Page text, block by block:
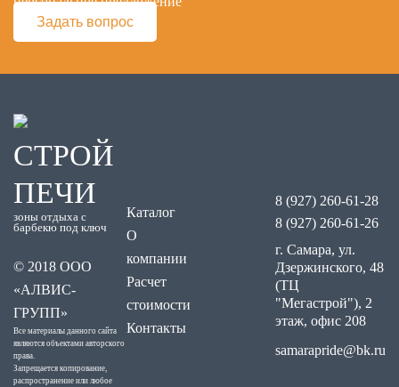
Задать вопрос
СТРОЙ
ПЕЧИ
зоны отдыха с
барбекю под ключ
© 2018 ООО
«АЛВИС-
ГРУПП»
Все материалы данного сайта
являются объектами авторского
права.
Запрещается копирование,
распространение или любое
Каталог
О
компании
Расчет
стоимости
Контакты
8 (927) 260-61-28
8 (927) 260-61-26
г. Самара, ул.
Дзержинского, 48
(ТЦ
"Мегастрой"), 2
этаж, офис 208
samarapride@bk.ru